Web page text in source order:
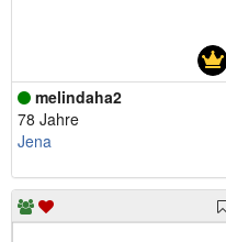
melindaha2
78 Jahre
Jena